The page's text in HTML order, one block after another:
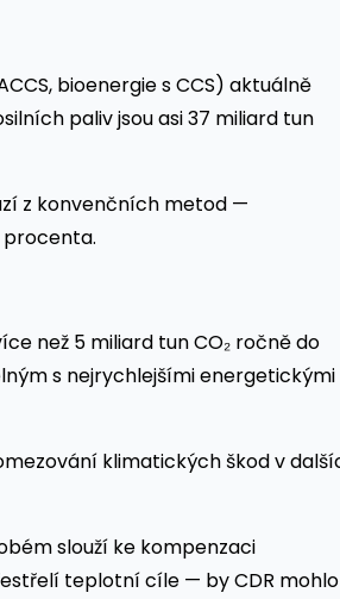
bioenergie s CCS) aktuálně
paliv jsou asi 37 miliard tun
z konvenčních metod —
procenta.
než 5 miliard tun CO₂ ročně do
s nejrychlejšími energetickými
klimatických škod v
slouží ke kompenzaci
teplotní cíle — by CDR mohlo